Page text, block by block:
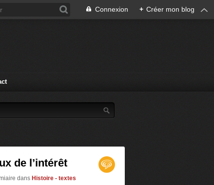
Connexion + Créer mon blog
de l’intérêt
dans Histoire - textes